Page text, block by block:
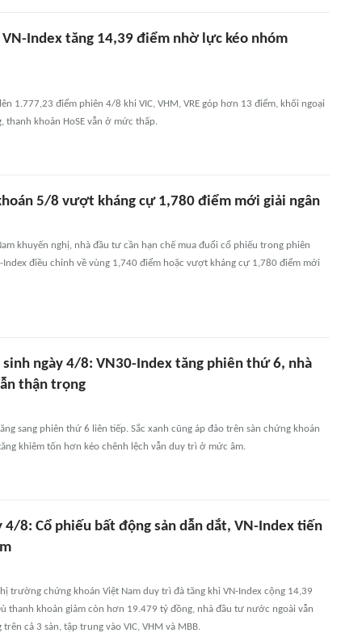
Index tăng 14,39 điểm nhờ lực kéo nhóm
1.777,23 điểm phiên 4/8 khi VIC, VHM, VRE góp hơn 13 điểm, khối ngoại
thanh khoản HoSE vẫn ở mức thấp.
5/8 vượt kháng cự 1,780 điểm mới giải ngân
khuyến nghị, nhà đầu tư cần hạn chế mua đuổi cổ phiếu trong phiên
Index điều chỉnh về vùng 1,740 điểm hoặc vượt kháng cự 1,780 điểm mới
sinh ngày 4/8: VN30-Index tăng phiên thứ 6, nhà
thận trọng
sang phiên thứ 6 liên tiếp. Sắc xanh cũng áp đảo trên sàn chứng khoán
khiêm tốn hơn kéo chênh lệch vẫn duy trì ở mức âm.
4/8: Cổ phiếu bất động sản dẫn dắt, VN-Index tiến
trường chứng khoán Việt Nam duy trì đà tăng khi VN-Index cộng 14,39
thanh khoản giảm còn hơn 19.479 tỷ đồng, nhà đầu tư nước ngoài vẫn
cả 3 sàn, tập trung vào VIC, VHM và MBB.